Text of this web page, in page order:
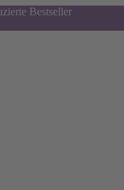
Bestseller